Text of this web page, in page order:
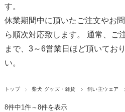
す。
休業期間中に頂いたご注文やお
ら順次対応致します。 通常、ご
まで、3～6営業日ほど頂いてお
い。
トップ 柴犬 グッズ・雑貨 飼い主ウェア
8件中1件～8件を表示